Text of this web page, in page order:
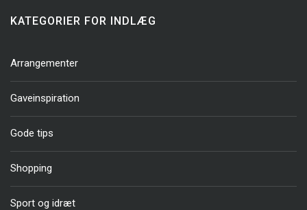
KATEGORIER FOR INDLÆG
Arrangementer
Gaveinspiration
Gode tips
Shopping
Sport og idræt